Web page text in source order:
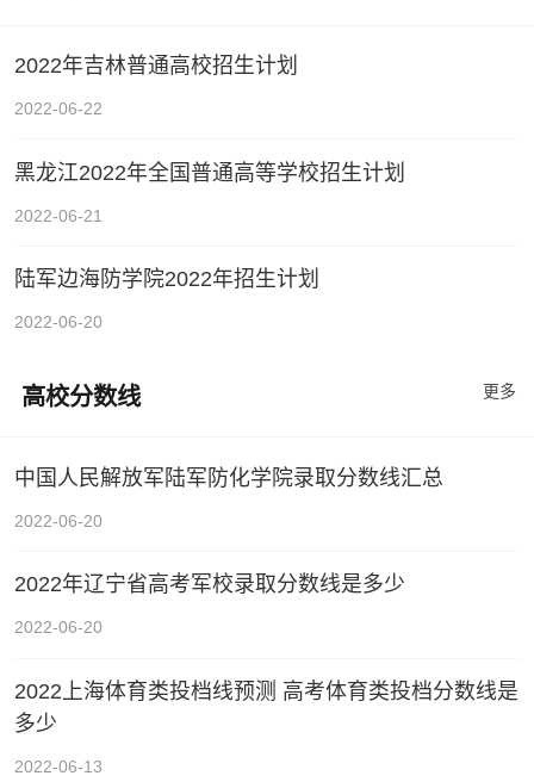
2022年吉林普通高校招生计划
2022-06-22
黑龙江2022年全国普通高等学校招生计划
2022-06-21
陆军边海防学院2022年招生计划
2022-06-20
高校分数线 更多
中国人民解放军陆军防化学院录取分数线汇总
2022-06-20
2022年辽宁省高考军校录取分数线是多少
2022-06-20
2022上海体育类投档线预测 高考体育类投档分数线是
多少
2022-06-13